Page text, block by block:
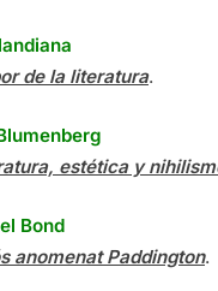
de la literatura.
estética y
Bond
anomenat Paddington.